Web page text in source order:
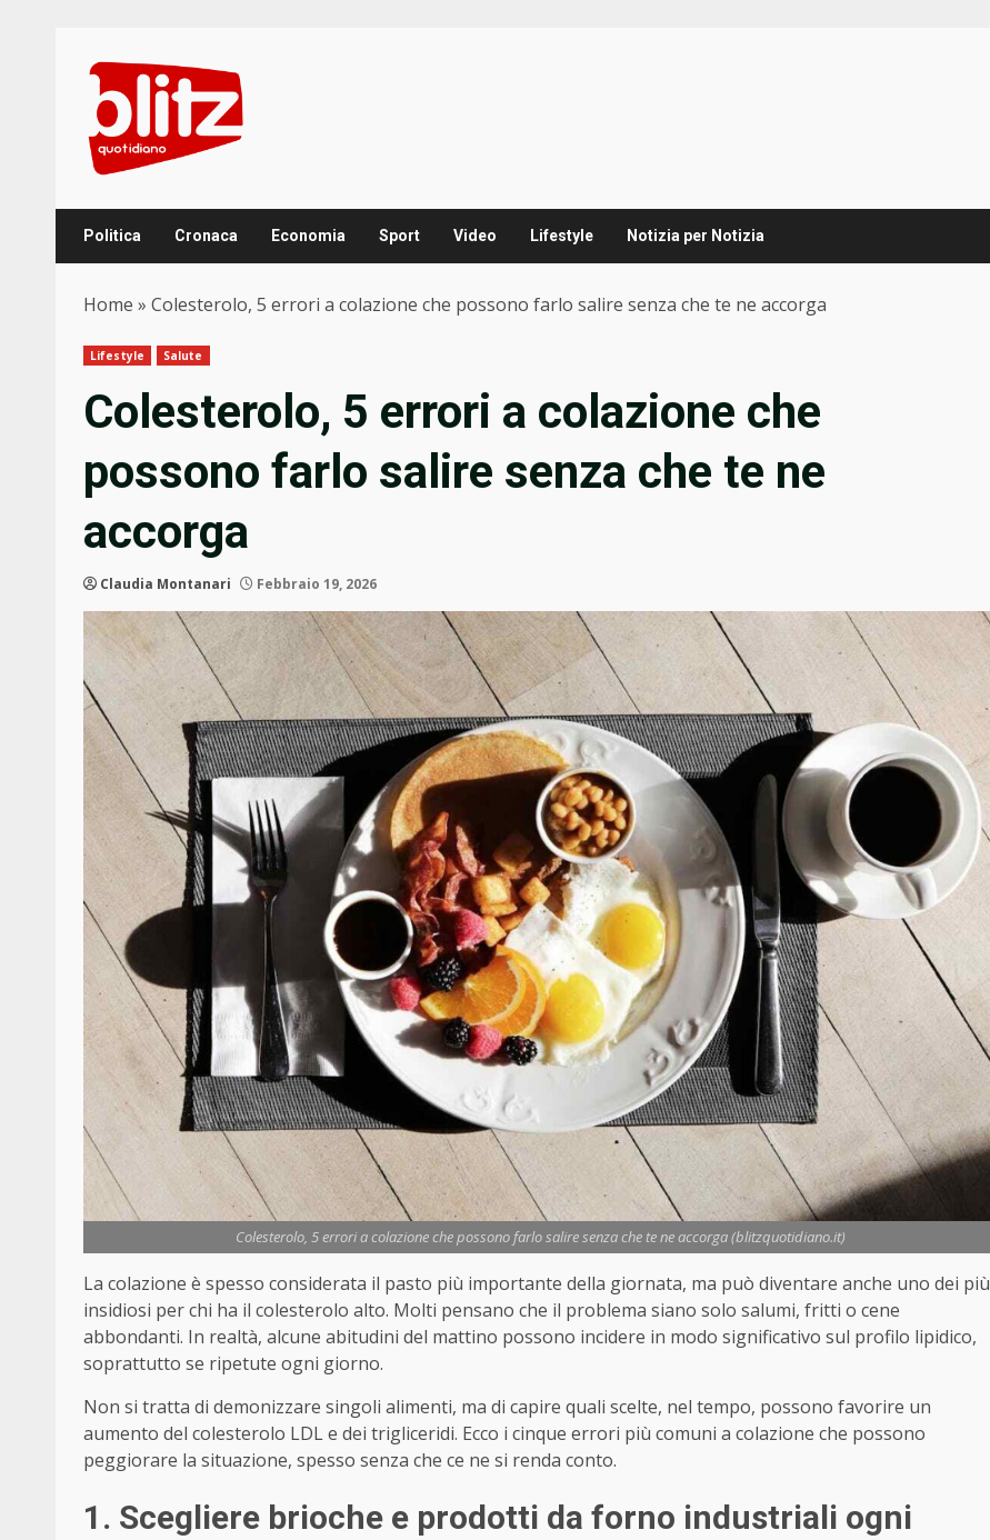
content
Politica Cronaca Economia Sport Video Lifestyle Notizia per Notizia
Home » Colesterolo, 5 errori a colazione che possono farlo salire senza che te ne accorga
Lifestyle Salute
Colesterolo, 5 errori a colazione che
possono farlo salire senza che te ne
accorga
Claudia Montanari Febbraio 19, 2026
Colesterolo, 5 errori a colazione che possono farlo salire senza che te ne accorga (blitzquotidiano.it)
La colazione è spesso considerata il pasto più importante della giornata, ma può diventare anche uno dei più
insidiosi per chi ha il colesterolo alto. Molti pensano che il problema siano solo salumi, fritti o cene
abbondanti. In realtà, alcune abitudini del mattino possono incidere in modo significativo sul profilo lipidico,
soprattutto se ripetute ogni giorno.
Non si tratta di demonizzare singoli alimenti, ma di capire quali scelte, nel tempo, possono favorire un
aumento del colesterolo LDL e dei trigliceridi. Ecco i cinque errori più comuni a colazione che possono
peggiorare la situazione, spesso senza che ce ne si renda conto.
1. Scegliere brioche e prodotti da forno industriali ogni